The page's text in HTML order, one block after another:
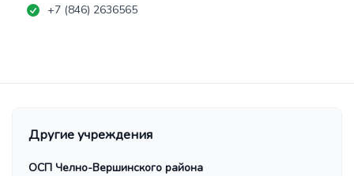
+7 (846) 2636565
Другие учреждения
ОСП Челно-Вершинского района